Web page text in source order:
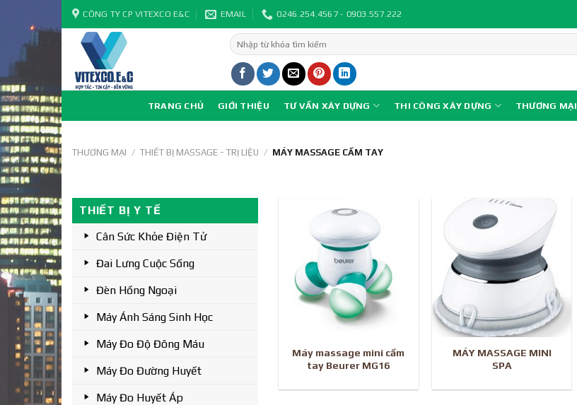
Skip
to
content
CÔNG TY CP VITEXCO E&C EMAIL 0246.254.4567 - 0903.557.222
Tìm
kiếm:
TRANG CHỦ GIỚI THIỆU TƯ VẤN XÂY DỰNG THI CÔNG XÂY DỰNG THƯƠNG MẠI
THƯƠNG MẠI / THIẾT BỊ MASSAGE - TRỊ LIỆU / MÁY MASSAGE CẦM TAY
THIẾT BỊ Y TẾ
Cân Sức Khỏe Điện Tử
Đai Lưng Cuộc Sống
Đèn Hồng Ngoại
Máy Ánh Sáng Sinh Học
Máy Đo Độ Đông Máu
Máy Đo Đường Huyết
Máy Đo Huyết Áp
Máy massage mini cầm
tay Beurer MG16
MÁY MASSAGE MINI
SPA